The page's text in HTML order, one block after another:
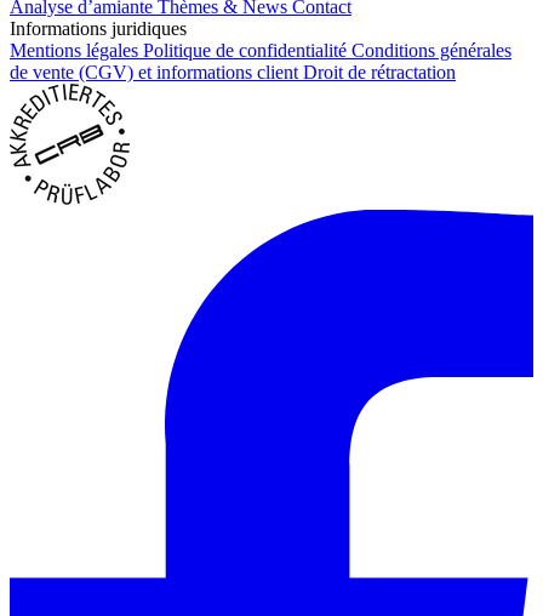
Analyse d’amiante Thèmes & News Contact
Informations juridiques
Mentions légales Politique de confidentialité Conditions générales
de vente (CGV) et informations client Droit de rétractation